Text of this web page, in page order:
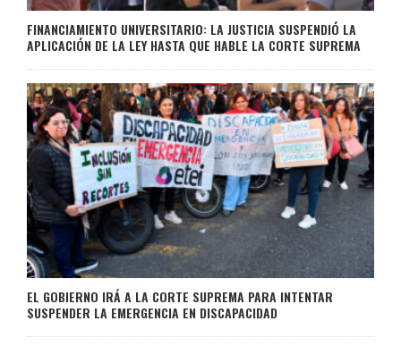
FINANCIAMIENTO UNIVERSITARIO: LA JUSTICIA SUSPENDIÓ LA
APLICACIÓN DE LA LEY HASTA QUE HABLE LA CORTE SUPREMA
EL GOBIERNO IRÁ A LA CORTE SUPREMA PARA INTENTAR
SUSPENDER LA EMERGENCIA EN DISCAPACIDAD